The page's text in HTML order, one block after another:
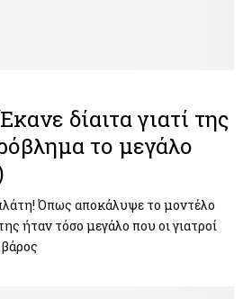
δίαιτα γιατί της
το μεγάλο
Όπως αποκάλυψε το μοντέλο
ήταν τόσο μεγάλο που οι γιατροί